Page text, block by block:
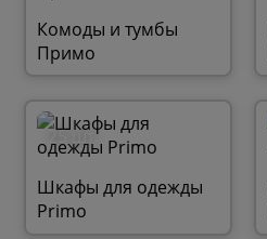
Комоды и тумбы
Примо
25 шт.
Шкафы для одежды
Primo